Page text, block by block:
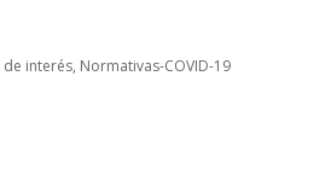
interés, Normativas-COVID-19